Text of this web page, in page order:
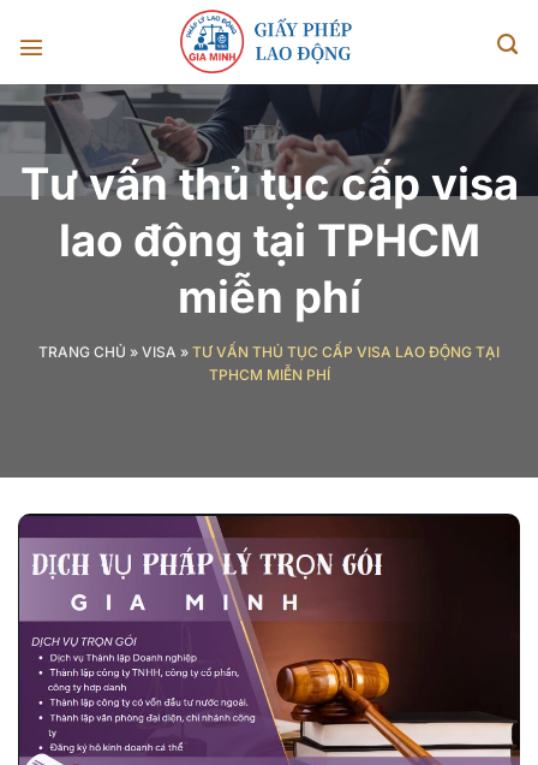
đến
nội
dung
Tư vấn thủ tục cấp visa
lao động tại TPHCM
miễn phí
TRANG CHỦ » VISA » TƯ VẤN THỦ TỤC CẤP VISA LAO ĐỘNG TẠI
TPHCM MIỄN PHÍ